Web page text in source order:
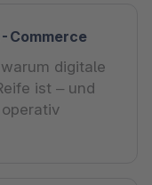
Commerce
digitale
ist – und